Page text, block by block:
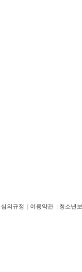
의규정 이용약관 청소년